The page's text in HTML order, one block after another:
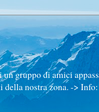
un gruppo di amici
nostra zona. -> Info: